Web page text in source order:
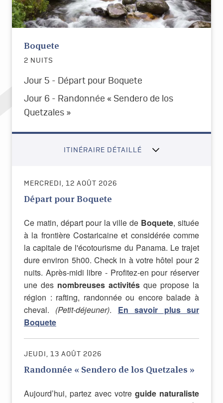
Boquete
2 NUITS
Jour 5 - Départ pour Boquete
Jour 6 - Randonnée « Sendero de los
Quetzales »
ITINÉRAIRE DÉTAILLÉ
MERCREDI, 12 AOÛT 2026
Départ pour Boquete
Ce matin, départ pour la ville de Boquete, située
à la frontière Costaricaine et considérée comme
la capitale de l'écotourisme du Panama. Le trajet
dure environ 5h00. Check in à votre hôtel pour 2
nuits. Après-midi libre - Profitez-en pour réserver
une des nombreuses activités que propose la
région : rafting, randonnée ou encore balade à
cheval. (Petit-déjeuner). En savoir plus sur
Boquete
JEUDI, 13 AOÛT 2026
Randonnée « Sendero de los Quetzales »
Aujourd’hui, partez avec votre guide naturaliste